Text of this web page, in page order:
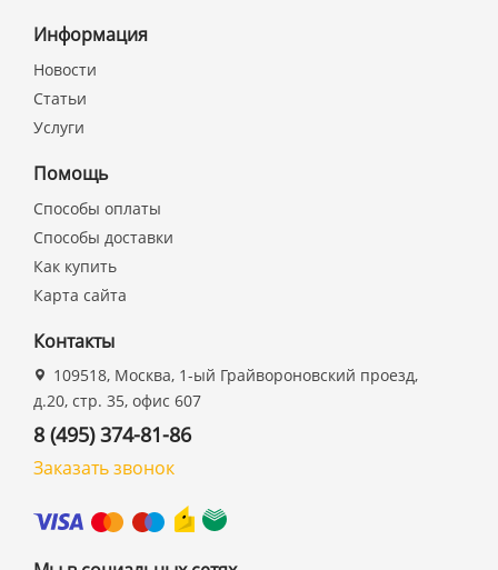
Информация
Новости
Статьи
Услуги
Помощь
Способы оплаты
Способы доставки
Как купить
Карта сайта
Контакты
109518, Москва, 1-ый Грайвороновский проезд,
д.20, стр. 35, офис 607
8 (495) 374-81-86
Заказать звонок